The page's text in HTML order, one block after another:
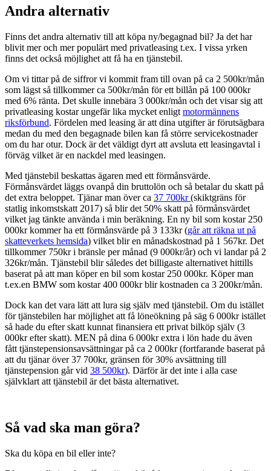
Andra alternativ
Finns det andra alternativ till att köpa ny/begagnad bil? Ja det har
blivit mer och mer populärt med privatleasing t.ex. I vissa yrken
finns det också möjlighet att få ha en tjänstebil.
Om vi tittar på de siffror vi kommit fram till ovan på ca 2 500kr/mån
som lägst så tillkommer ca 500kr/mån för ett billån på 100 000kr
med 6% ränta. Det skulle innebära 3 000kr/mån och det visar sig att
privatleasing kostar ungefär lika mycket enligt motormännens
riksförbund. Fördelen med leasing är att dina utgifter är förutsägbara
medan du med den begagnade bilen kan få större servicekostnader
om du har otur. Dock är det väldigt dyrt att avsluta ett leasingavtal i
förväg vilket är en nackdel med leasingen.
Med tjänstebil beskattas ägaren med ett förmånsvärde.
Förmånsvärdet läggs ovanpå din bruttolön och så betalar du skatt på
det extra beloppet. Tjänar man över ca 37 700kr(skiktgräns för
statlig inkomstskatt 2017) så blir det 50% skatt på förmånsvärdet
vilket jag tänkte använda i min beräkning. En ny bil som kostar 250
000kr kommer ha ett förmånsvärde på 3 133kr (går att räkna ut på
skatteverkets hemsida) vilket blir en månadskostnad på 1 567kr. Det
tillkommer 750kr i bränsle per månad (9 000kr/år) och vi landar på 2
326kr/mån. Tjänstebil blir således det billigaste alternativet hittills
baserat på att man köper en bil som kostar 250 000kr. Köper man
t.ex.en BMW som kostar 400 000kr blir kostnaden ca 3 200kr/mån.
Dock kan det vara lätt att lura sig själv med tjänstebil. Om du istället
för tjänstebilen har möjlighet att få löneökning på säg 6 000kr istället
så hade du efter skatt kunnat finansiera ett privat bilköp själv (3
000kr efter skatt). MEN på dina 6 000kr extra i lön hade du även
fått tjänstepensionsavsättningar på ca 2 000kr (fortfarande baserat på
att du tjänar över 37 700kr, gränsen för 30% avsättning till
tjänstepension går vid 38 500kr). Därför är det inte i alla case
självklart att tjänstebil är det bästa alternativet.
Så vad ska man göra?
Ska du köpa en bil eller inte?